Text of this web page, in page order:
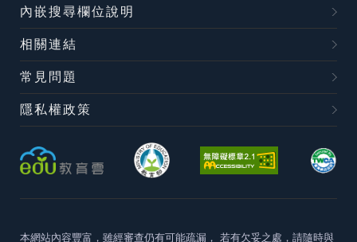
內嵌搜尋欄位說明
相關連結
常見問題
隱私權政策
本網站內容豐富，雖經審查仍有可能疏漏， 若有欠妥之處，請隨時與